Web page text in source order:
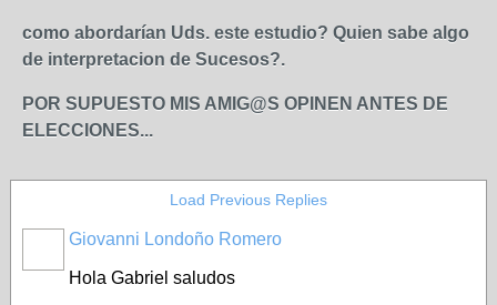
como abordarían Uds. este estudio? Quien sabe algo
de interpretacion de Sucesos?.
POR SUPUESTO MIS AMIG@S OPINEN ANTES DE
ELECCIONES...
Load Previous Replies
Giovanni Londoño Romero
Hola Gabriel saludos